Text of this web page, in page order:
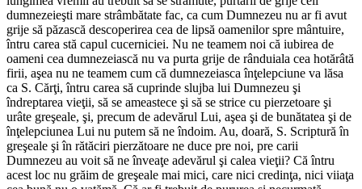
dumnezeieşti mare strâmbătate fac, ca cum Dumnezeu nu ar fi avut
grije să păzască descoperirea cea de lipsă oamenilor spre mântuire,
întru carea stă capul cucerniciei. Nu ne teamem noi că iubirea de
oameni cea dumnezeiască nu va purta grije de rânduiala cea hotărâtă
firii, aşea nu ne teamem cum că dumnezeiasca înţelepciune va lăsa
ca S. Cărţi, întru carea să cuprinde slujba lui Dumnezeu şi
îndreptarea vieţii, să se ameastece şi să se strice cu pierzetoare şi
urâte greşeale, şi, precum de adevărul Lui, aşea şi de bunătatea şi de
înţelepciunea Lui nu putem să ne îndoim. Au, doară, S. Scriptură în
greşeale şi în rătăciri pierzătoare ne duce pre noi, pre carii
Dumnezeu au voit să ne înveaţe adevărul şi calea vieţii? Că întru
acest loc nu grăim de greşeale mai mici, care nici credinţa, nici viiaţa